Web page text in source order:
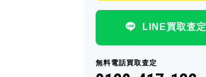
LINE買取査定
無料電話買取査定